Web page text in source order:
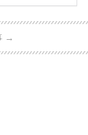
ファニーなど世界
ご紹介。 さらに、
の特徴や魅力 ・
→